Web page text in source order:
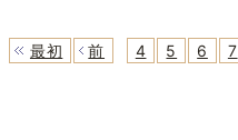
最初 前 4 5 6 7